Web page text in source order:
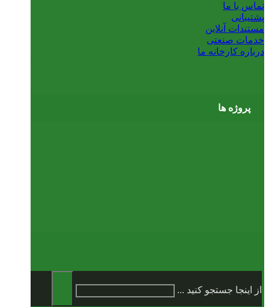
تماس با ما
پشتیبانی
مستندات آنلاین
خدمات صنعتی
درباره کارخانه ما
پروژه ها
از اینجا جستجو کنید ...